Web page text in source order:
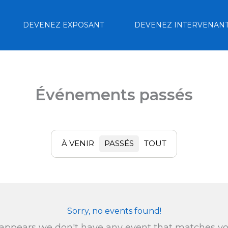
DEVENEZ EXPOSANT DEVENEZ
Événements passés
À VENIR PASSÉS TOUT
Sorry, no events found!